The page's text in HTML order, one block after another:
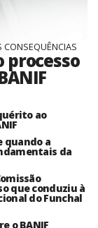
CONSEQUÊNCIAS
processo
ao
quando a
da
que conduziu à
do Funchal
o BANIF